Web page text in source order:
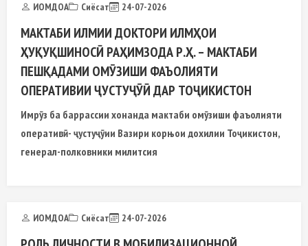
ИОМДОА Сиёсат 24-07-2026
МАКТАБИ ИЛМИИ ДОКТОРИ ИЛМҲОИ
ҲУҚУҚШИНОСӢ РАҲИМЗОДА Р.Ҳ. – МАКТАБИ
ПЕШҚАДАМИ ОМӮЗИШИ ФАЪОЛИЯТИ
ОПЕРАТИВИИ ҶУСТУҶӮӢ ДАР ТОҶИКИСТОН
Имрӯз ба баррассии хонанда мактаби омӯзиши фаъолияти
оперативӣ- ҷустуҷӯии Вазири корњои дохилии Тоҷикистон,
генерал-полковники милитсия
ИОМДОА Сиёсат 24-07-2026